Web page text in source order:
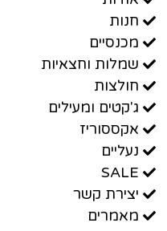
חנות
מכנסיים
שמלות וחצאיות
חולצות
ג'קטים ומעילים
אקססוריז
נעליים
SALE
יצירת קשר
מאמרים